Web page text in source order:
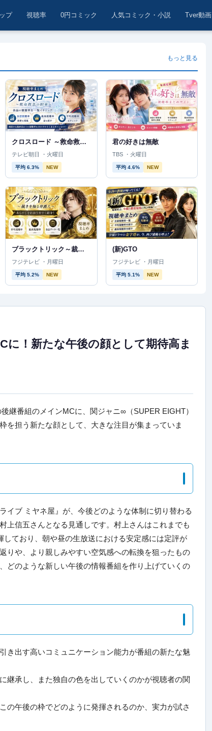
プ 視聴率 0円コミック 人気コミック・小説 Tver動画
もっと見る
クロスロード ～救命救急の約束～
テレビ朝日 ・火曜日
平均 6.3% NEW
君の好きは無敵
TBS ・火曜日
平均 4.6% NEW
ブラックトリック～裁きを操る弁護人～
フジテレビ ・月曜日
平均 5.2% NEW
(新)GTO
フジテレビ ・月曜日
平均 5.1% NEW
に！新たな午後の顔として期待高ま
継番組のメインMCに、関ジャニ∞（SUPER EIGHT）
を担う新たな顔として、大きな注目が集まっていま
イブ ミヤネ屋』が、今後どのような体制に切り替わる
上信五さんとなる見通しです。村上さんはこれまでも
ており、朝や昼の生放送における安定感には定評が
りや、より親しみやすい空気感への転換を狙ったもの
どのような新しい午後の情報番組を作り上げていくの
き出す高いコミュニケーション能力が番組の新たな魅
継承し、また独自の色を出していくのかが視聴者の関
の午後の枠でどのように発揮されるのか、実力が試さ